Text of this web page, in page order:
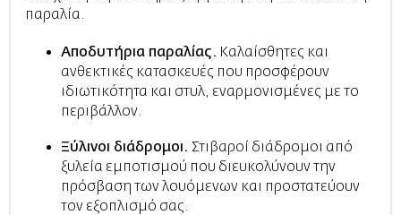
παραλία.
Αποδυτήρια παραλίας. Καλαίσθητες και
ανθεκτικές κατασκευές που προσφέρουν
ιδιωτικότητα και στυλ, εναρμονισμένες με το
περιβάλλον.
Ξύλινοι διάδρομοι. Στιβαροί διάδρομοι από
ξυλεία εμποτισμού που διευκολύνουν την
πρόσβαση των λουόμενων και προστατεύουν
τον εξοπλισμό σας.